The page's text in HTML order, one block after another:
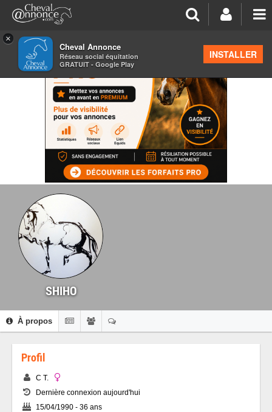
×
Cheval Annonce
Réseau social équitation
GRATUIT - Google Play
INSTALLER
SHIHO
À propos
Profil
C T.
Dernière connexion aujourd'hui
15/04/1990 - 36 ans